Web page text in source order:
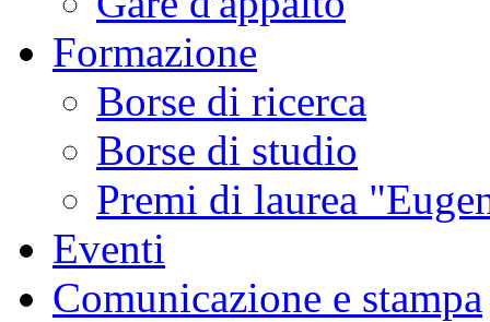
Formazione
Borse di ricerca
Borse di studio
Premi di laurea
Eventi
Comunicazione e stampa